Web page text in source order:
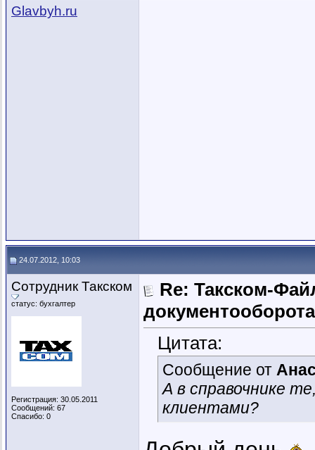
Glavbyh.ru
24.07.2012, 10:03
Сотрудник Такском
статус: бухгалтер
Регистрация: 30.05.2011
Сообщений: 67
Спасибо: 0
Re: Такском-
документооборота
Цитата:
Сообщение от
А в справочнике
клиентами?